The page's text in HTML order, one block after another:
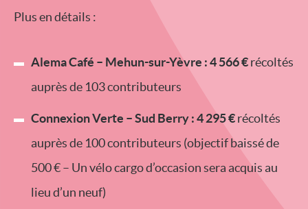
Plus en détails :
Alema Café – Mehun-sur-Yèvre : 4 566 €récoltés
auprès de 103 contributeurs
Connexion Verte – Sud Berry : 4 295 €récoltés
auprès de 100 contributeurs (objectif baissé de
500 € – Un vélo cargo d’occasion sera acquis au
lieu d’un neuf)